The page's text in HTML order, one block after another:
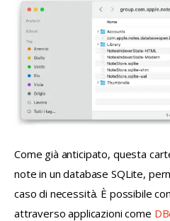
Come già anticipato, questa
note in un database SQLite,
caso di necessità. È possibile
attraverso applicazioni come